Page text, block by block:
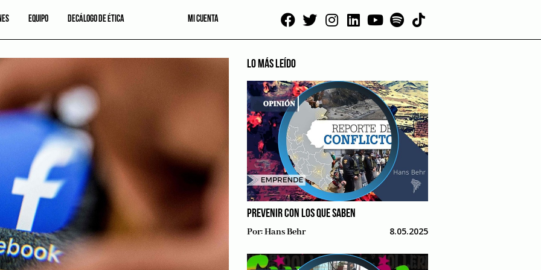
EQUIPO DECÁLOGO DE ÉTICA MI CUENTA
LO MÁS LEÍDO
PREVENIR CON LOS QUE SABEN
Por:Hans Behr 8.05.2025